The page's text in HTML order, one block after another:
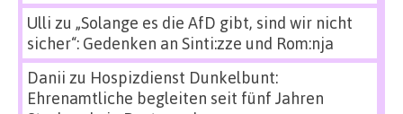
Ulli zu „Solange es die AfD gibt, sind wir nicht
sicher“: Gedenken an Sinti:zze und Rom:nja
Danii zu Hospizdienst Dunkelbunt:
Ehrenamtliche begleiten seit fünf Jahren